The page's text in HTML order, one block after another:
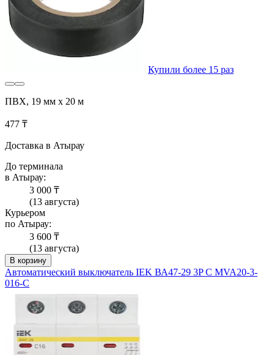
Купили более 15 раз
ПВХ, 19 мм x 20 м
477 ₸
Доставка в Атырау
До терминала
в Атырау:
3 000 ₸
(13 августа)
Курьером
по Атырау:
3 600 ₸
(13 августа)
В корзину
Автоматический выключатель IEK ВА47-29 3P C MVA20-3-
016-C